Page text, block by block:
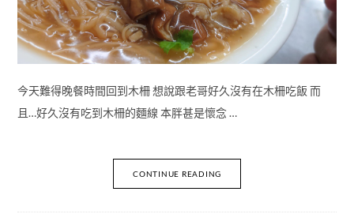
今天難得晚餐時間回到木柵 想說跟老哥好久沒有在木柵吃飯 而
且…好久沒有吃到木柵的麵線 本胖甚是懷念 …
CONTINUE READING